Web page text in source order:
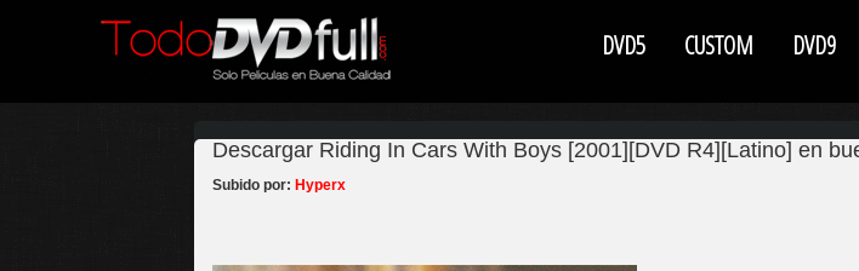
DVD5 CUSTOM DVD9
Descargar Riding In Cars With Boys [2001][DVD R4][Latino] en
Subido por: Hyperx